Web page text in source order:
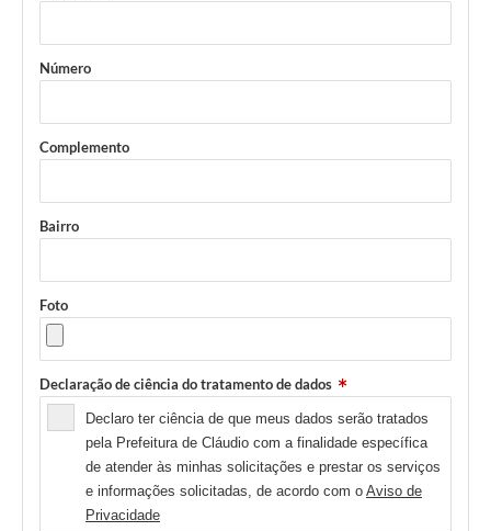
Número
Complemento
Bairro
Foto
Declaração de ciência do tratamento de dados
Declaro ter ciência de que meus dados serão tratados
pela Prefeitura de Cláudio com a finalidade específica
de atender às minhas solicitações e prestar os serviços
e informações solicitadas, de acordo com o Aviso de
Privacidade